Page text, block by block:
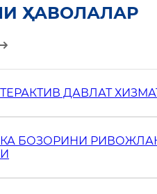
ҲАВОЛАЛАР
ДАВЛАТ
БОЗОРИНИ